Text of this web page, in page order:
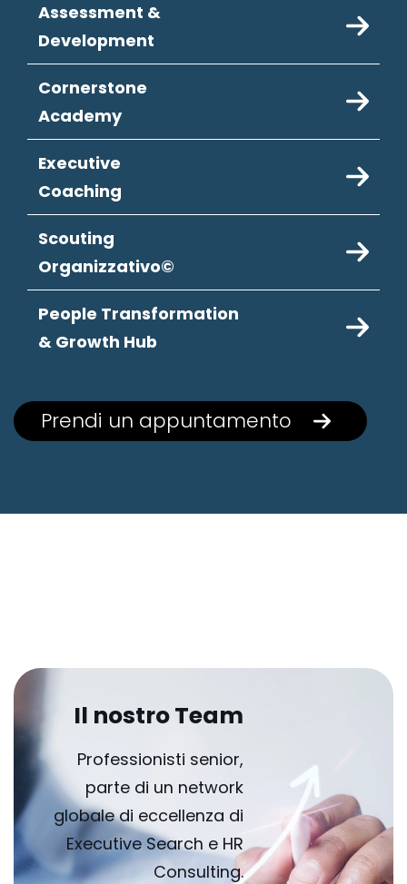
Assessment &
Development
Cornerstone
Academy
Executive
Coaching
Scouting
Organizzativo©
People Transformation
& Growth Hub
Prendi un appuntamento
Il nostro Team
Professionisti senior,
parte di un network
globale di eccellenza di
Executive Search e HR
Consulting.